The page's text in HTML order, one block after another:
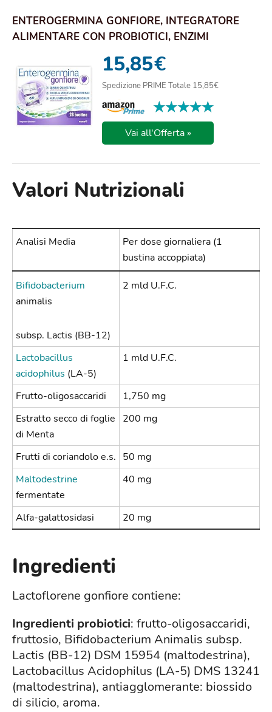
ENTEROGERMINA GONFIORE, INTEGRATORE
ALIMENTARE CON PROBIOTICI, ENZIMI
15,85€
Spedizione PRIME Totale 15,85€
★★★★★
★★★★★
Vai all'Offerta »
Valori Nutrizionali
Analisi Media
Per dose giornaliera (1
bustina accoppiata)
Bifidobacterium
animalis
subsp. Lactis (BB-12)
2 mld U.F.C.
Lactobacillus
acidophilus (LA-5)
1 mld U.F.C.
Frutto-oligosaccaridi
1,750 mg
Estratto secco di foglie
di Menta
200 mg
Frutti di coriandolo e.s. 50 mg
Maltodestrine
fermentate
40 mg
Alfa-galattosidasi 20 mg
Ingredienti
Lactoflorene gonfiore contiene:
Ingredienti probiotici: frutto-oligosaccaridi,
fruttosio, Bifidobacterium Animalis subsp.
Lactis (BB-12) DSM 15954 (maltodestrina),
Lactobacillus Acidophilus (LA-5) DMS 13241
(maltodestrina), antiagglomerante: biossido
di silicio, aroma.